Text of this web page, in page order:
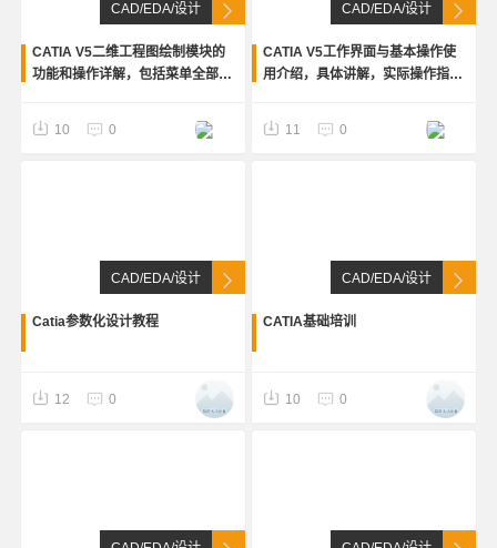
CAD/EDA/设计
CATIA V5二维工程图绘制模块的
功能和操作详解，包括菜单全部功
10 0
CAD/EDA/设计
CATIA V5工作界面与基本操作使
用介绍，具体讲解，实际操作指
11 0
CAD/EDA/设计
Catia参数化设计教程
12 0
CAD/EDA/设计
CATIA基础培训
10 0